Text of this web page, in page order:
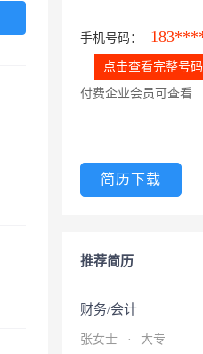
手机号码：
点击查看完整号码
付费企业会员可查看
简历下载
推荐简历
财务/会计
张女士 · 大专